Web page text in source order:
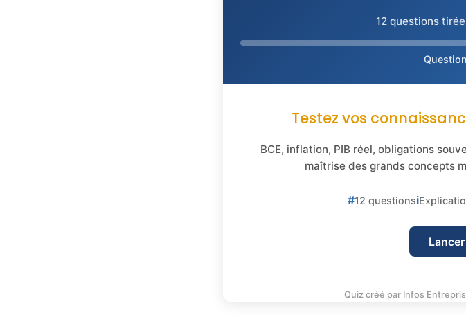
12 questions
Question
Testez vos
BCE, inflation, PIB réel, obligations
maîtrise des grands concepts
#12 questionsi
Quiz créé par Infos